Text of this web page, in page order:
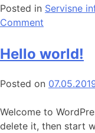
Posted in Servisne
Comment
Hello world!
Posted on
Welcome to
delete it, then start